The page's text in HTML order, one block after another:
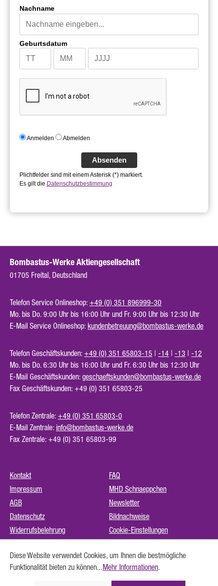
Nachname
Geburtsdatum
Anmelden Abmelden
Absenden
Plichtfelder sind mit einem Asterisk (*) markiert.
Es gilt die Datenschutzbestimmung
Bombastus-Werke Aktiengesellschaft
01705 Freital, Deutschland
Telefon Service Onlineshop: +49 (0) 351 896999-30
Mo. bis Do. 9:00 Uhr bis 16:00 Uhr und Fr. 9:00 Uhr bis 12:30 Uhr
E-Mail Service Onlineshop: kundenbetreuung@bombastus-werke.de
Telefon Geschäftskunden: +49 (0) 351 65803-15 | -14 | -13 | -12
Mo. bis Do. 6:30 Uhr bis 16:00 Uhr und Fr. 6:30 Uhr bis 12:30 Uhr
E-Mail Geschäftskunden: geschaeftskunden@bombastus-werke.de
Fax Geschäftskunden: +49 (0) 351 65803-25
Telefon Zentrale: +49 (0) 351 65803-0
E-Mail Zentrale: info@bombastus-werke.de
Fax Zentrale: +49 (0) 351 65803-99
Kontakt
Impressum
AGB
Datenschutz
Widerrufsbelehrung
FAQ
MHD Schnaeppchen
Newsletter
Bildnachweise
Cookie-Einstellungen
Barrierefreiheit
Diese Website verwendet Cookies, um Ihnen die bestmögliche
Funktionalität bieten zu können...Mehr Informationen.